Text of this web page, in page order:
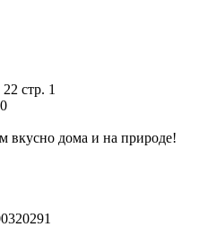
стр. 1
вкусно дома и на природе!